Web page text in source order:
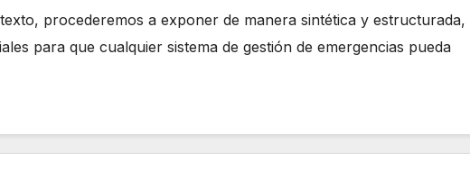
procederemos a exponer de manera sintética y estructurada,
para que cualquier sistema de gestión de emergencias pueda